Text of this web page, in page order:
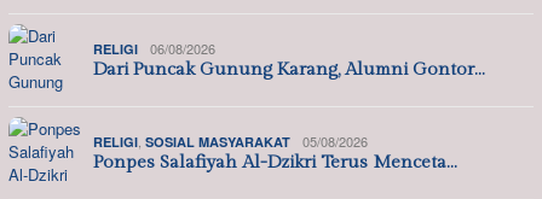
RELIGI 06/08/2026
Dari Puncak Gunung Karang, Alumni Gontor…
RELIGI SOSIAL MASYARAKAT 05/08/2026
Ponpes Salafiyah Al-Dzikri Terus Menceta…